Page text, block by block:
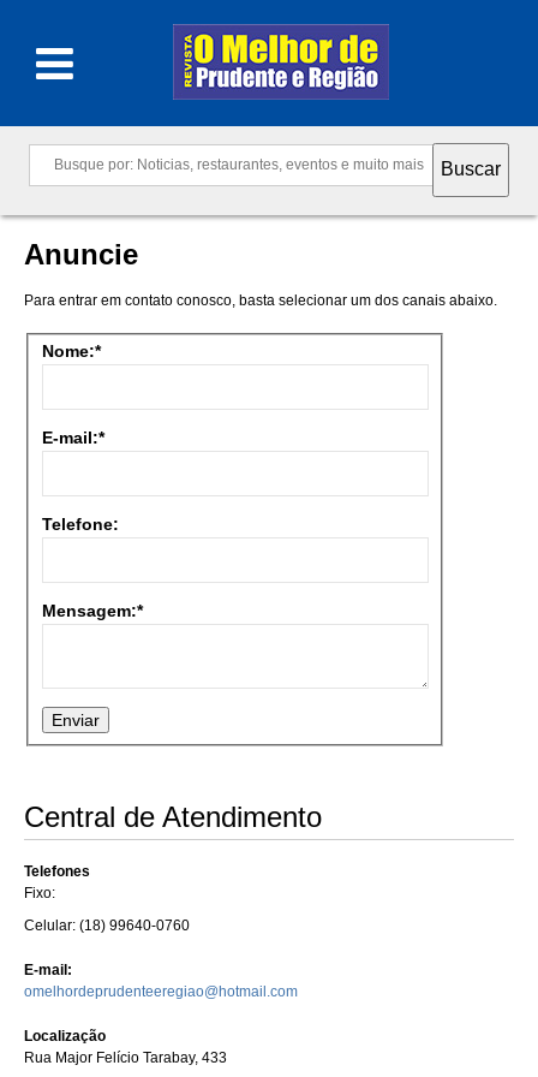
Anuncie
Para entrar em contato conosco, basta selecionar um dos canais abaixo.
Nome:*
E-mail:*
Telefone:
Mensagem:*
Enviar
Central de Atendimento
Telefones
Fixo:
Celular: (18) 99640-0760
E-mail:
omelhordeprudenteeregiao@hotmail.com
Localização
Rua Major Felício Tarabay, 433